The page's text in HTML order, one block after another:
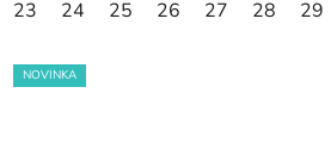
23 24 25 26 27 28 29
NOVINKA